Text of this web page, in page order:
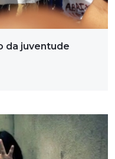
da juventude